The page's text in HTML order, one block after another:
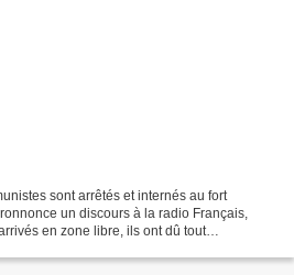
sont arrêtés et internés au fort
un discours à la radio Français,
en zone libre, ils ont dû tout